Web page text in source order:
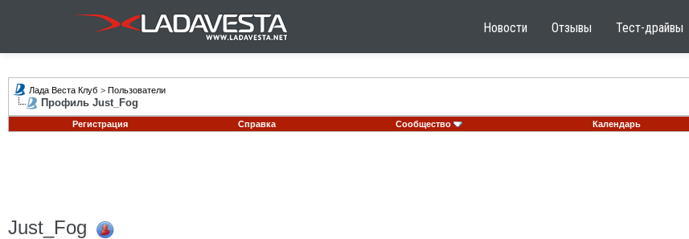
Новости Отзывы Тест-драйвы
Лада Веста Клуб > Пользователи
Профиль Just_Fog
Регистрация
Справка Сообщество Календарь
Just_Fog